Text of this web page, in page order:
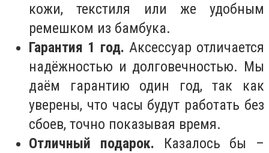
кожи, текстиля или же удобным
ремешком из бамбука.
Гарантия 1 год. Аксессуар отличается
надёжностью и долговечностью. Мы
даём гарантию один год, так как
уверены, что часы будут работать без
сбоев, точно показывая время.
Отличный подарок. Казалось бы –